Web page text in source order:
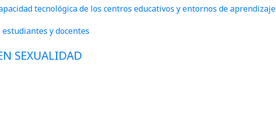
tecnológica de los centros educativos y entornos de aprendizaje
estudiantes y docentes
SEXUALIDAD